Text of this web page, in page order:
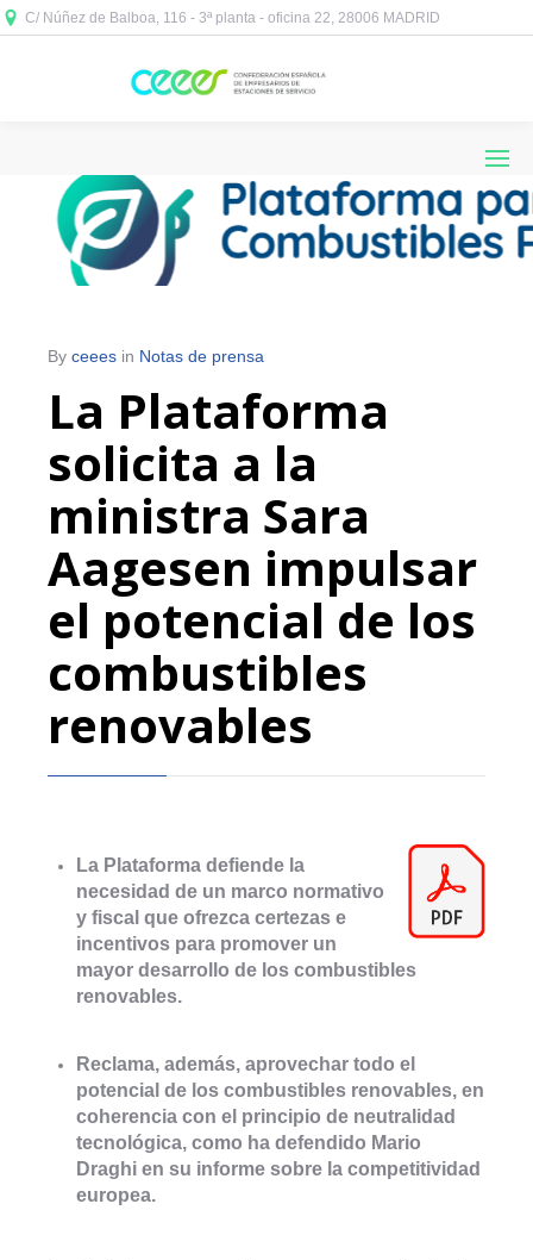
C/ Núñez de Balboa, 116 - 3ª planta - oficina 22, 28006 MADRID
By ceees in Notas de prensa
La Plataforma
solicita a la
ministra Sara
Aagesen impulsar
el potencial de los
combustibles
renovables
La Plataforma defiende la
necesidad de un marco normativo
y fiscal que ofrezca certezas e
incentivos para promover un
mayor desarrollo de los combustibles
renovables.
Reclama, además, aprovechar todo el
potencial de los combustibles renovables, en
coherencia con el principio de neutralidad
tecnológica, como ha defendido Mario
Draghi en su informe sobre la competitividad
europea.